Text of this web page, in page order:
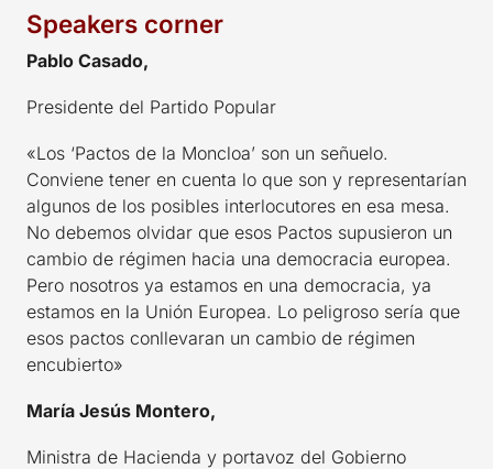
Speakers corner
Pablo Casado,
Presidente del Partido Popular
«Los ‘Pactos de la Moncloa’ son un señuelo.
Conviene tener en cuenta lo que son y representarían
algunos de los posibles interlocutores en esa mesa.
No debemos olvidar que esos Pactos supusieron un
cambio de régimen hacia una democracia europea.
Pero nosotros ya estamos en una democracia, ya
estamos en la Unión Europea. Lo peligroso sería que
esos pactos conllevaran un cambio de régimen
encubierto»
María Jesús Montero,
Ministra de Hacienda y portavoz del Gobierno